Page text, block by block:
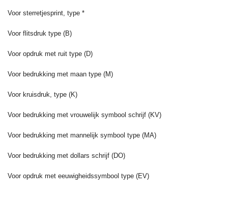
Voor sterretjesprint, type *
Voor flitsdruk type (B)
Voor opdruk met ruit type (D)
Voor bedrukking met maan type (M)
Voor kruisdruk, type (K)
Voor bedrukking met vrouwelijk symbool schrijf (KV)
Voor bedrukking met mannelijk symbool type (MA)
Voor bedrukking met dollars schrijf (DO)
Voor opdruk met eeuwigheidssymbool type (EV)